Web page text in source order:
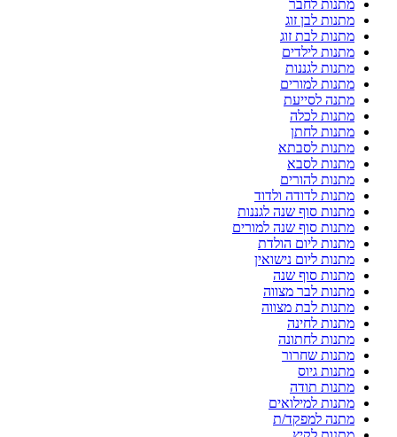
מתנות לחבר
מתנות לבן זוג
מתנות לבת זוג
מתנות לילדים
מתנות לגננות
מתנות למורים
מתנה לסייעת
מתנות לכלה
מתנות לחתן
מתנות לסבתא
מתנות לסבא
מתנות להורים
מתנות לדודה ולדוד
מתנות סוף שנה לגננות
מתנות סוף שנה למורים
מתנות ליום הולדת
מתנות ליום נישואין
מתנות סוף שנה
מתנות לבר מצווה
מתנות לבת מצווה
מתנות לחינה
מתנות לחתונה
מתנות שחרור
מתנות גיוס
מתנות תודה
מתנות למילואים
מתנה למפקד/ת